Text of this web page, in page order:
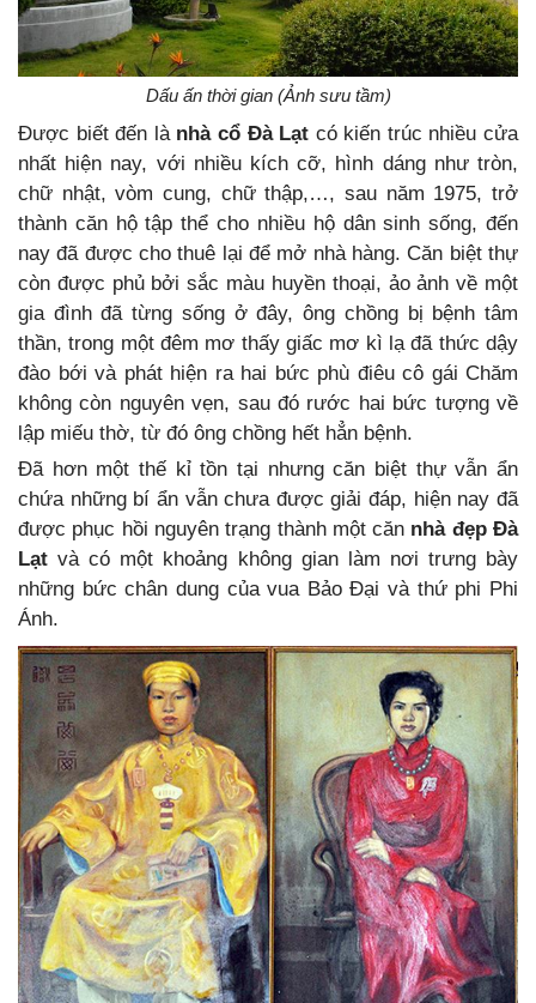
Dấu ấn thời gian (Ảnh sưu tầm)
Được biết đến là nhà cổ Đà Lạt có kiến trúc nhiều cửa
nhất hiện nay, với nhiều kích cỡ, hình dáng như tròn,
chữ nhật, vòm cung, chữ thập,…, sau năm 1975, trở
thành căn hộ tập thể cho nhiều hộ dân sinh sống, đến
nay đã được cho thuê lại để mở nhà hàng. Căn biệt thự
còn được phủ bởi sắc màu huyền thoại, ảo ảnh về một
gia đình đã từng sống ở đây, ông chồng bị bệnh tâm
thần, trong một đêm mơ thấy giấc mơ kì lạ đã thức dậy
đào bới và phát hiện ra hai bức phù điêu cô gái Chăm
không còn nguyên vẹn, sau đó rước hai bức tượng về
lập miếu thờ, từ đó ông chồng hết hẳn bệnh.
Đã hơn một thế kỉ tồn tại nhưng căn biệt thự vẫn ẩn
chứa những bí ẩn vẫn chưa được giải đáp, hiện nay đã
được phục hồi nguyên trạng thành một căn nhà đẹp Đà
Lạt và có một khoảng không gian làm nơi trưng bày
những bức chân dung của vua Bảo Đại và thứ phi Phi
Ánh.